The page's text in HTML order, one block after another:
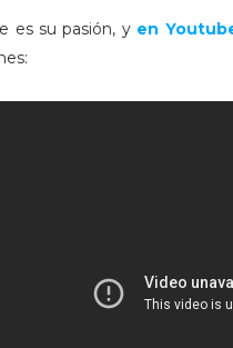
es su pasión, y en